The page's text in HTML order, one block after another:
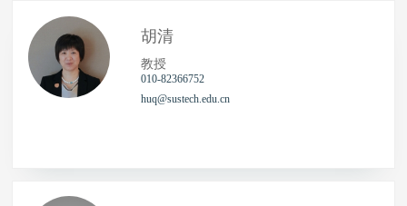
胡清
教授
010-82366752
huq@sustech.edu.cn